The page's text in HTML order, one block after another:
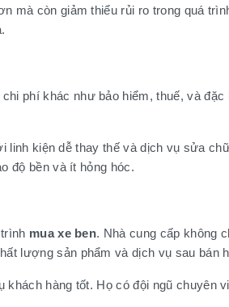
mà còn giảm thiểu rủi ro trong quá
phí khác như bảo hiểm, thuế, và
kiện dễ thay thế và dịch vụ sửa
độ bền và ít hỏng hóc.
mua xe ben. Nhà cung cấp không
lượng sản phẩm và dịch vụ sau bán
hàng tốt. Họ có đội ngũ chuyên